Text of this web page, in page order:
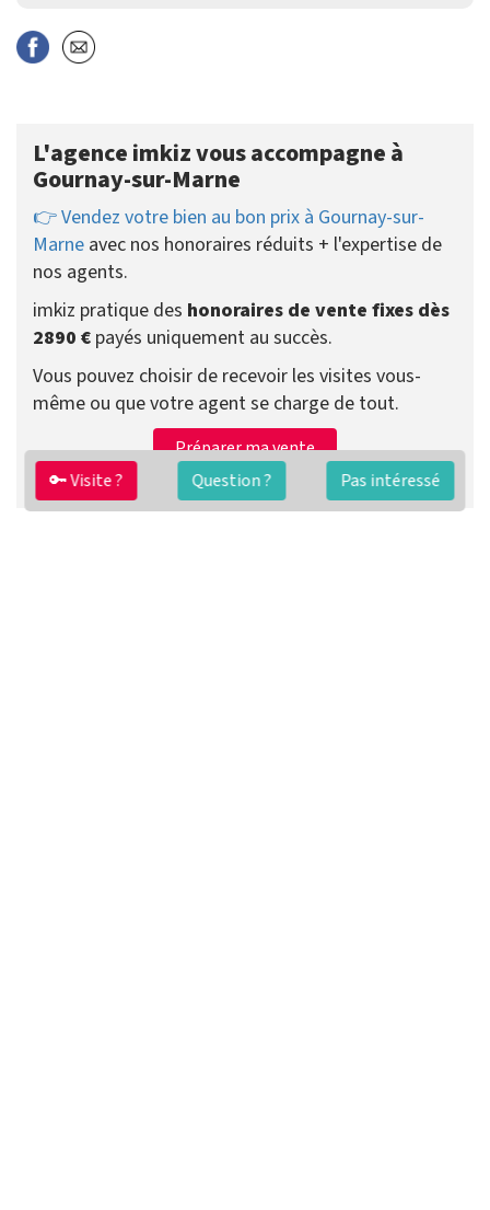
🔑 Visite ? Question ? Pas intéressé
L'agence imkiz vous accompagne à
Gournay-sur-Marne
👉 Vendez votre bien au bon prix à Gournay-sur-
Marne avec nos honoraires réduits + l'expertise de
nos agents.
imkiz pratique des honoraires de vente fixes dès
2890 € payés uniquement au succès.
Vous pouvez choisir de recevoir les visites vous-
même ou que votre agent se charge de tout.
Préparer ma vente
Contacter un agent